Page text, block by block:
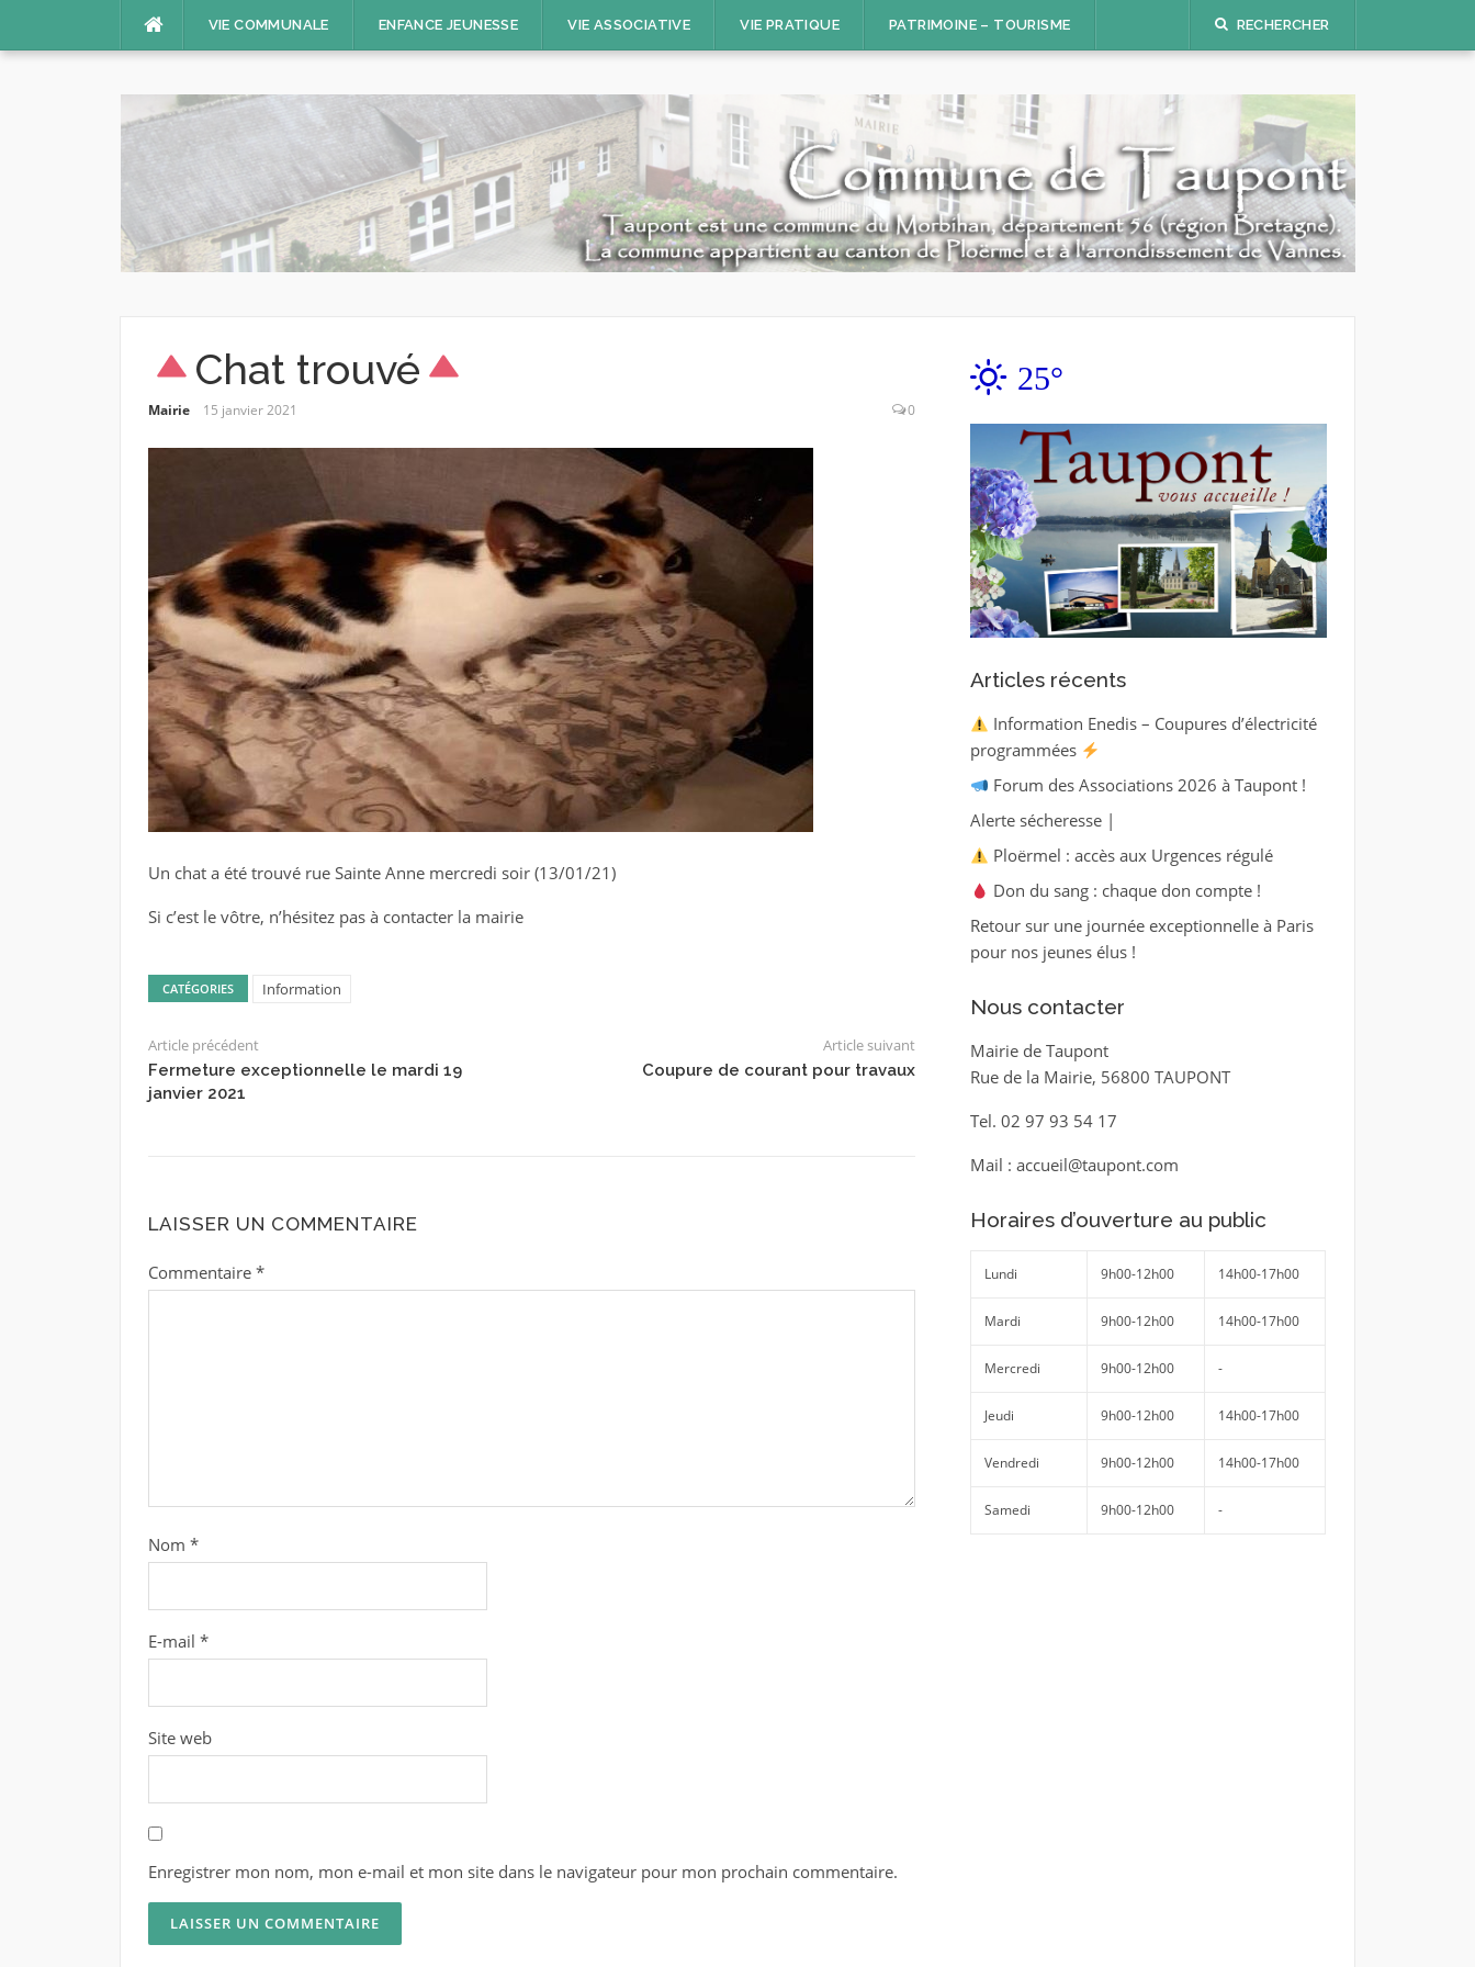
VIE COMMUNALE ENFANCE JEUNESSE VIE ASSOCIATIVE VIE PRATIQUE PATRIMOINE – TOURISME RECHERCHER
Chat trouvé
Mairie 15 janvier 2021 0
Un chat a été trouvé rue Sainte Anne mercredi soir (13/01/21)
Si c’est le vôtre, n’hésitez pas à contacter la mairie
CATÉGORIES Information
Article précédent
Fermeture exceptionnelle le mardi 19
janvier 2021
Article suivant
Coupure de courant pour travaux
LAISSER UN COMMENTAIRE
Commentaire *
Nom *
E-mail *
Site web
Enregistrer mon nom, mon e-mail et mon site dans le navigateur pour mon prochain commentaire.
25°
Articles récents
Information Enedis – Coupures d’électricité
programmées
Forum des Associations 2026 à Taupont !
Alerte sécheresse |
Ploërmel : accès aux Urgences régulé
Don du sang : chaque don compte !
Retour sur une journée exceptionnelle à Paris
pour nos jeunes élus !
Nous contacter
Mairie de Taupont
Rue de la Mairie, 56800 TAUPONT
Tel. 02 97 93 54 17
Mail : accueil@taupont.com
Horaires d’ouverture au public
Lundi 9h00-12h00 14h00-17h00
Mardi 9h00-12h00 14h00-17h00
Mercredi 9h00-12h00 -
Jeudi 9h00-12h00 14h00-17h00
Vendredi 9h00-12h00 14h00-17h00
Samedi 9h00-12h00 -